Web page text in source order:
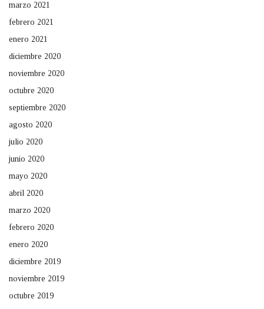
marzo 2021
febrero 2021
enero 2021
diciembre 2020
noviembre 2020
octubre 2020
septiembre 2020
agosto 2020
julio 2020
junio 2020
mayo 2020
abril 2020
marzo 2020
febrero 2020
enero 2020
diciembre 2019
noviembre 2019
octubre 2019